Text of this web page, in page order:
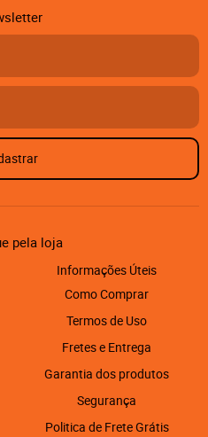
pela loja
Informações Úteis
Como Comprar
Termos de Uso
Fretes e Entrega
Garantia dos produtos
Segurança
Politica de Frete Grátis